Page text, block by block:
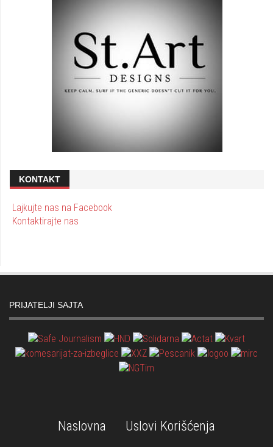
KONTAKT
Lajkujte nas na Facebook
Kontaktirajte nas
PRIJATELJI SAJTA
Naslovna
Uslovi Korišćenja